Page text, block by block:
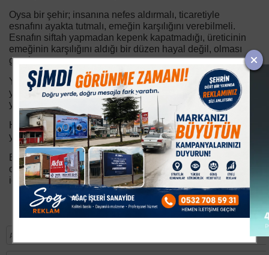
Oysa bir şehir; insanına nefes aldırmalı, ticaretiyle
esnafını ayakta tutmalı, emeğin karşılığını verebilmeli.
Esnafın siftah yapmadan kepenk kapatmadığı, üreticinin
emeğinin karşılığını aldığı bir düzen hayal değil, olması
gereken.
Yeni yıldan beklentimiz aslında çok şey değil: Daha
yaşanabilir bir şehir, daha adil bir düzen, daha planlı bir
yönetim.
Huzurun, sağlığın, güvenin ve umudun yeniden
yeşerdiği bir toplumsal iklim.
Belki de bu yıl, “alıştık artık” dediğimiz sorunların kader
olmadığını hatırladığımız yıl olur. Çünkü bir şehir, ancak
içinde yaşayanlar mutluysa gerçekten güzeldir